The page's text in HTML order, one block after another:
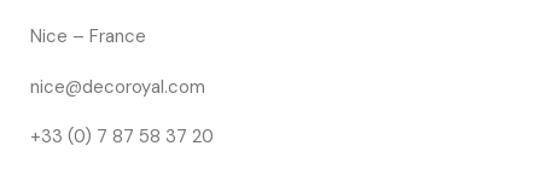
Nice – France
nice@decoroyal.com
+33 (0) 7 87 58 37 20